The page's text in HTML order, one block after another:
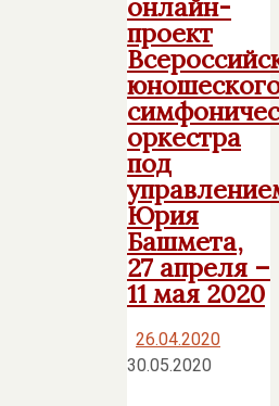
проект
оркестра
под
Юрия
Башмета,
27 апреля –
11 мая 2020
26.04.2020
30.05.2020